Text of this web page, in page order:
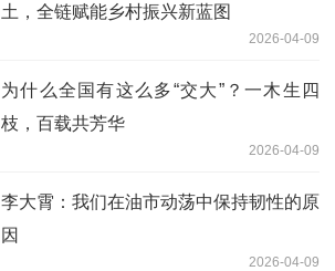
土，全链赋能乡村振兴新蓝图
2026-04-09
为什么全国有这么多“交大”？一木生四
枝，百载共芳华
2026-04-09
李大霄：我们在油市动荡中保持韧性的原
因
2026-04-09